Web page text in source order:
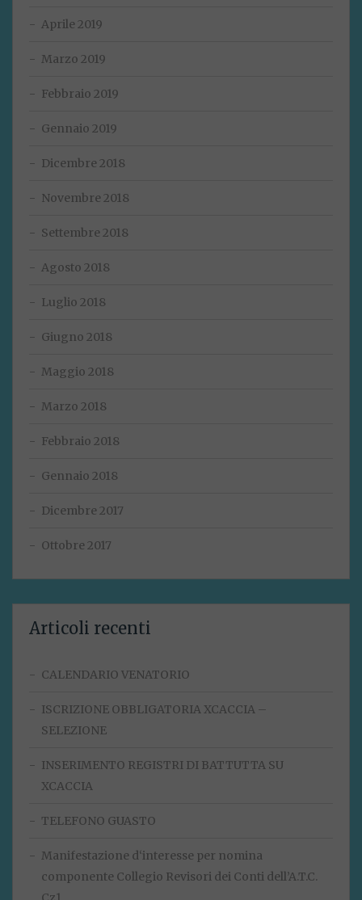
Aprile 2019
Marzo 2019
Febbraio 2019
Gennaio 2019
Dicembre 2018
Novembre 2018
Settembre 2018
Agosto 2018
Luglio 2018
Giugno 2018
Maggio 2018
Marzo 2018
Febbraio 2018
Gennaio 2018
Dicembre 2017
Ottobre 2017
Articoli recenti
CALENDARIO VENATORIO
ISCRIZIONE OBBLIGATORIA XCACCIA –
SELEZIONE
INSERIMENTO REGISTRI DI BATTUTTA SU
XCACCIA
TELEFONO GUASTO
Manifestazione d‘interesse per nomina
componente Collegio Revisori dei Conti dell’A.T.C.